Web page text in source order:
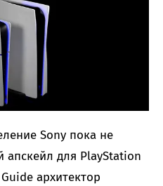
Sony пока не
апскейл для PlayStation
архитектор